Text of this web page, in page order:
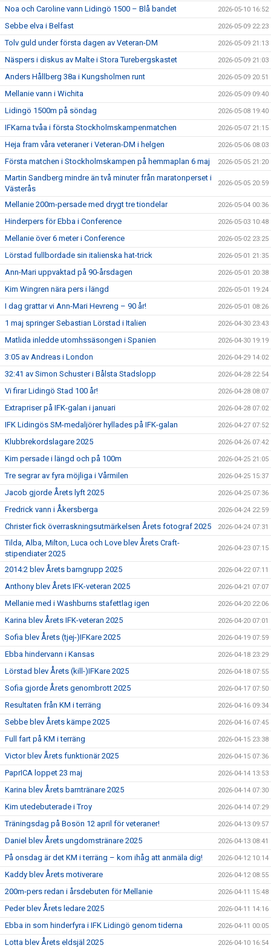
Noa och Caroline vann Lidingö 1500 – Blå bandet 2026-05-10 16:52
Sebbe elva i Belfast 2026-05-09 22:23
Tolv guld under första dagen av Veteran-DM 2026-05-09 21:13
Näspers i diskus av Malte i Stora Turebergskastet 2026-05-09 21:03
Anders Hållberg 38a i Kungsholmen runt 2026-05-09 20:51
Mellanie vann i Wichita 2026-05-09 09:40
Lidingö 1500m på söndag 2026-05-08 19:40
IFKarna tvåa i första Stockholmskampenmatchen 2026-05-07 21:15
Heja fram våra veteraner i Veteran-DM i helgen 2026-05-06 08:03
Första matchen i Stockholmskampen på hemmaplan 6 maj 2026-05-05 21:20
Martin Sandberg mindre än två minuter från maratonperset i
Västerås
2026-05-05 20:59
Mellanie 200m-persade med drygt tre tiondelar 2026-05-04 00:36
Hinderpers för Ebba i Conference 2026-05-03 10:48
Mellanie över 6 meter i Conference 2026-05-02 23:25
Lörstad fullbordade sin italienska hat-trick 2026-05-01 21:35
Ann-Mari uppvaktad på 90-årsdagen 2026-05-01 20:38
Kim Wingren nära pers i längd 2026-05-01 19:24
I dag grattar vi Ann-Mari Hevreng – 90 år! 2026-05-01 08:26
1 maj springer Sebastian Lörstad i Italien 2026-04-30 23:43
Matlida inledde utomhssäsongen i Spanien 2026-04-30 19:19
3:05 av Andreas i London 2026-04-29 14:02
32:41 av Simon Schuster i Bålsta Stadslopp 2026-04-28 22:54
Vi firar Lidingö Stad 100 år! 2026-04-28 08:07
Extrapriser på IFK-galan i januari 2026-04-28 07:02
IFK Lidingös SM-medaljörer hyllades på IFK-galan 2026-04-27 07:52
Klubbrekordslagare 2025 2026-04-26 07:42
Kim persade i längd och på 100m 2026-04-25 21:05
Tre segrar av fyra möjliga i Vårmilen 2026-04-25 15:37
Jacob gjorde Årets lyft 2025 2026-04-25 07:36
Fredrick vann i Åkersberga 2026-04-24 22:59
Christer fick överraskningsutmärkelsen Årets fotograf 2025 2026-04-24 07:31
Tilda, Alba, Milton, Luca och Love blev Årets Craft-
stipendiater 2025
2026-04-23 07:15
2014:2 blev Årets barngrupp 2025 2026-04-22 07:11
Anthony blev Årets IFK-veteran 2025 2026-04-21 07:07
Mellanie med i Washburns stafettlag igen 2026-04-20 22:06
Karina blev Årets IFK-veteran 2025 2026-04-20 07:01
Sofia blev Årets (tjej-)IFKare 2025 2026-04-19 07:59
Ebba hindervann i Kansas 2026-04-18 23:29
Lörstad blev Årets (kill-)IFKare 2025 2026-04-18 07:55
Sofia gjorde Årets genombrott 2025 2026-04-17 07:50
Resultaten från KM i terräng 2026-04-16 09:34
Sebbe blev Årets kämpe 2025 2026-04-16 07:45
Full fart på KM i terräng 2026-04-15 23:38
Victor blev Årets funktionär 2025 2026-04-15 07:36
PaprICA loppet 23 maj 2026-04-14 13:53
Karina blev Årets barntränare 2025 2026-04-14 07:30
Kim utedebuterade i Troy 2026-04-14 07:29
Träningsdag på Bosön 12 april för veteraner! 2026-04-13 09:57
Daniel blev Årets ungdomstränare 2025 2026-04-13 08:41
På onsdag är det KM i terräng – kom ihåg att anmäla dig! 2026-04-12 10:14
Kaddy blev Årets motiverare 2026-04-12 08:55
200m-pers redan i årsdebuten för Mellanie 2026-04-11 15:48
Peder blev Årets ledare 2025 2026-04-11 14:16
Ebba in som hinderfyra i IFK Lidingö genom tiderna 2026-04-11 00:05
Lotta blev Årets eldsjäl 2025 2026-04-10 16:54